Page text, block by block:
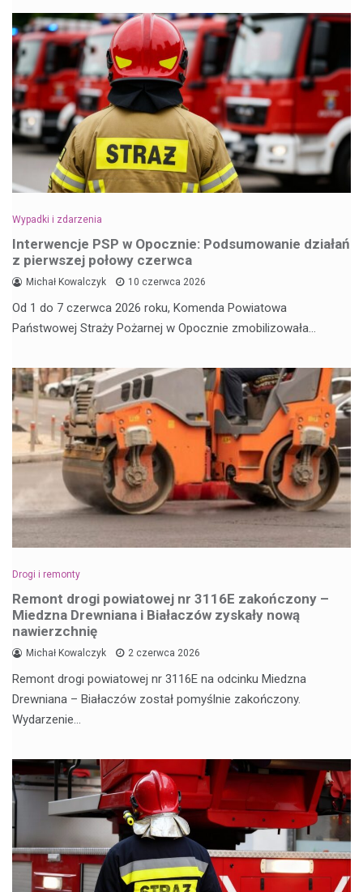
Wypadki i zdarzenia
Interwencje PSP w Opocznie: Podsumowanie działań
z pierwszej połowy czerwca
Michał Kowalczyk 10 czerwca 2026
Od 1 do 7 czerwca 2026 roku, Komenda Powiatowa
Państwowej Straży Pożarnej w Opocznie zmobilizowała…
Drogi i remonty
Remont drogi powiatowej nr 3116E zakończony –
Miedzna Drewniana i Białaczów zyskały nową
nawierzchnię
Michał Kowalczyk 2 czerwca 2026
Remont drogi powiatowej nr 3116E na odcinku Miedzna
Drewniana – Białaczów został pomyślnie zakończony.
Wydarzenie…